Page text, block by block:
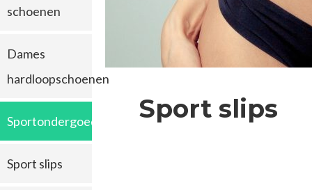
schoenen
Dames
hardloopschoenen
Sportondergoed
Sport slips
Sport slips